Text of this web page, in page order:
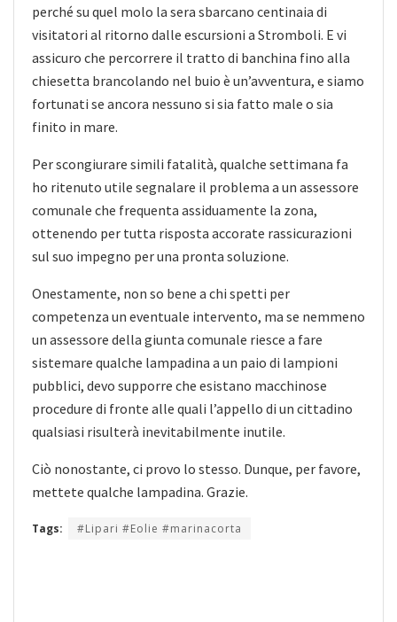
perché su quel molo la sera sbarcano centinaia di
visitatori al ritorno dalle escursioni a Stromboli. E vi
assicuro che percorrere il tratto di banchina fino alla
chiesetta brancolando nel buio è un’avventura, e siamo
fortunati se ancora nessuno si sia fatto male o sia
finito in mare.
Per scongiurare simili fatalità, qualche settimana fa
ho ritenuto utile segnalare il problema a un assessore
comunale che frequenta assiduamente la zona,
ottenendo per tutta risposta accorate rassicurazioni
sul suo impegno per una pronta soluzione.
Onestamente, non so bene a chi spetti per
competenza un eventuale intervento, ma se nemmeno
un assessore della giunta comunale riesce a fare
sistemare qualche lampadina a un paio di lampioni
pubblici, devo supporre che esistano macchinose
procedure di fronte alle quali l’appello di un cittadino
qualsiasi risulterà inevitabilmente inutile.
Ciò nonostante, ci provo lo stesso. Dunque, per favore,
mettete qualche lampadina. Grazie.
Tags: #Lipari #Eolie #marinacorta